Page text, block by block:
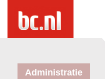
Administratie